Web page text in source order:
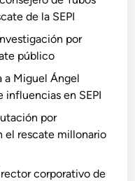
de la SEPI
por
público
a Miguel Ángel
influencias en SEPI
por
el rescate millonario
corporativo de